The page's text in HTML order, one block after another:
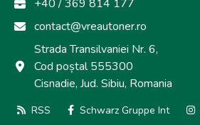
+40 / 369 814 177
contact@vreautoner.ro
Strada Transilvaniei Nr. 6,
Cod poștal 555300
Cisnadie, Jud. Sibiu, Romania
RSS Schwarz Gruppe Int